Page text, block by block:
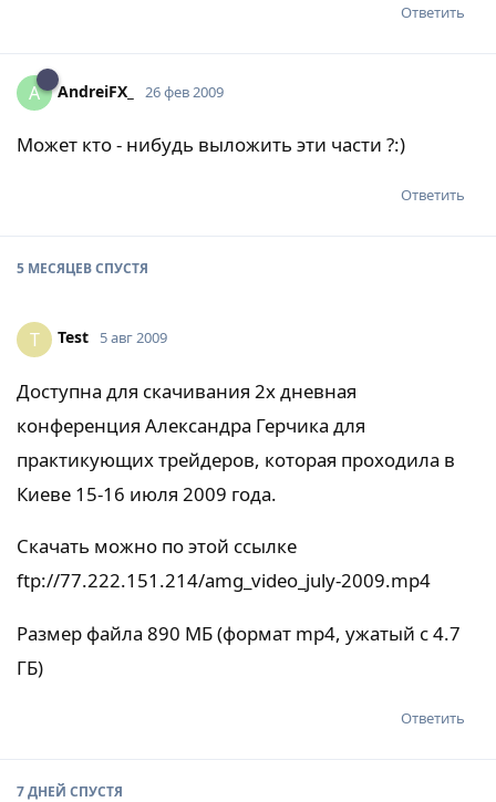
Ответить
A AndreiFX_ 26 фев 2009
Может кто - нибудь выложить эти части ?:)
Ответить
5 МЕСЯЦЕВСПУСТЯ
T Test 5 авг 2009
Доступна для скачивания 2х дневная
конференция Александра Герчика для
практикующих трейдеров, которая проходила в
Киеве 15-16 июля 2009 года.
Скачать можно по этой ссылке
ftp://77.222.151.214/amg_video_july-2009.mp4
Размер файла 890 МБ (формат mp4, ужатый с 4.7
ГБ)
Ответить
7 ДНЕЙ СПУСТЯ